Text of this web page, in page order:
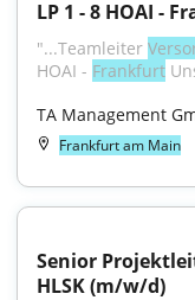
LP 1 - 8 HOAI -
"...Teamleiter
HOAI - Frankfurt
TA Management
Frankfurt am Main
Senior
HLSK (m/w/d)